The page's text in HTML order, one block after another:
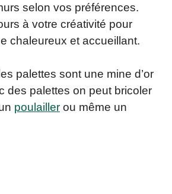
selon vos préférences.
à votre créativité pour
chaleureux et accueillant.
palettes sont une mine d’or
des palettes on peut bricoler
poulailler ou même un